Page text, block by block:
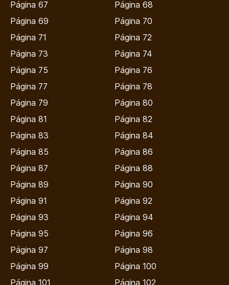
Página 67
Página 68
Página 69
Página 70
Página 71
Página 72
Página 73
Página 74
Página 75
Página 76
Página 77
Página 78
Página 79
Página 80
Página 81
Página 82
Página 83
Página 84
Página 85
Página 86
Página 87
Página 88
Página 89
Página 90
Página 91
Página 92
Página 93
Página 94
Página 95
Página 96
Página 97
Página 98
Página 99
Página 100
Página 101
Página 102